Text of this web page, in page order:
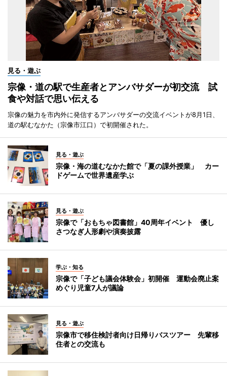
見る・遊ぶ
宗像・道の駅で生産者とアンバサダーが初交流 試
食や対話で思い伝える
宗像の魅力を市内外に発信するアンバサダーの交流イベントが8月1日、
道の駅むなかた（宗像市江口）で初開催された。
見る・遊ぶ
宗像・海の道むなかた館で「夏の課外授業」 カー
ドゲームで世界遺産学ぶ
見る・遊ぶ
宗像で「おもちゃ図書館」40周年イベント 優し
さつなぎ人形劇や演奏披露
学ぶ・知る
宗像で「子ども議会体験会」初開催 運動会廃止案
めぐり児童7人が議論
見る・遊ぶ
宗像市で移住検討者向け日帰りバスツアー 先輩移
住者との交流も